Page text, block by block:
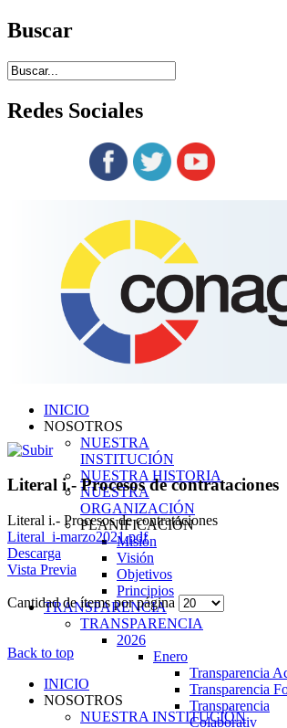
Buscar
Redes Sociales
INICIO
NOSOTROS
NUESTRA
INSTITUCIÓN
NUESTRA HISTORIA
NUESTRA
ORGANIZACIÓN
PLANIFICACIÓN
Misión
Visión
Objetivos
Principios
TRANSPARENCIA
TRANSPARENCIA
2026
Enero
Transparencia
Transparencia
Transparencia
Colaborativ
Literal i.- Procesos de contrataciones
Literal i.- Procesos de contrataciones
Literal_i-marzo2021.pdf
Descarga
Vista Previa
Cantidad de ítems por página
Back to top
INICIO
NOSOTROS
NUESTRA INSTITUCIÓN